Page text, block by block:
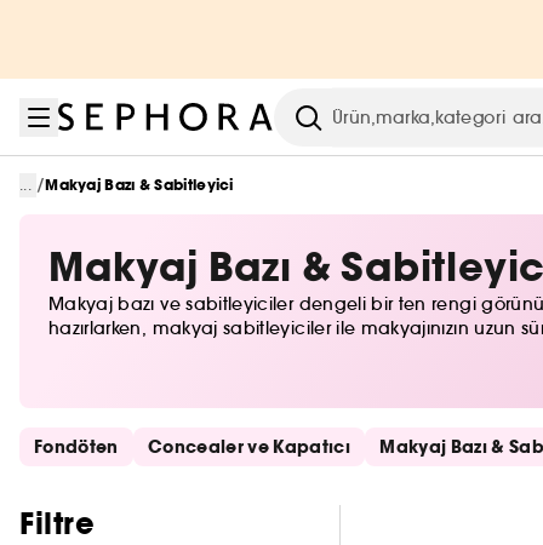
Arama
... /Makyaj Bazı & Sabitleyici
Makyaj Bazı &
Makyaj bazı ve sabitleyiciler dengeli bir ten rengi
hazırlarken, makyaj sabitleyiciler ile makyajınızın uzun
Hızlı bağlantıları atla
Fondöten Concealer ve Kapatıcı Makyaj Bazı &
Filtre